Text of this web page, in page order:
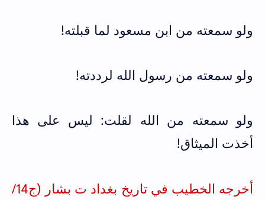
ولو سمعته من ابن مسعود لما قبلته!
ولو سمعته من رسول الله لرددته!
ولو سمعته من الله لقلت: ليس على هذا
أخذت الميثاق!
أخرجه الخطيب في تاريخ بغداد ت بشار (ج14/